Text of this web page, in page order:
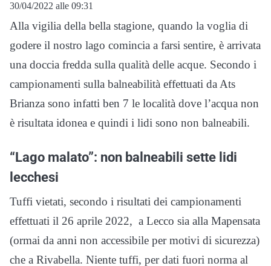
30/04/2022 alle 09:31
Alla vigilia della bella stagione, quando la voglia di
godere il nostro lago comincia a farsi sentire, è arrivata
una doccia fredda sulla qualità delle acque. Secondo i
campionamenti sulla balneabilità effettuati da Ats
Brianza sono infatti ben 7 le località dove l’acqua non
è risultata idonea e quindi i lidi sono non balneabili.
“Lago malato”: non balneabili sette lidi
lecchesi
Tuffi vietati, secondo i risultati dei campionamenti
effettuati il 26 aprile 2022, a Lecco sia alla Mapensata
(ormai da anni non accessibile per motivi di sicurezza)
che a Rivabella. Niente tuffi, per dati fuori norma al